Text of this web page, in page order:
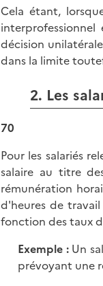
Cela étant,
décision
dans la limite
2. Les
70
Pour les salariés
salaire au titre
rémunération
d'heures de
fonction des taux
Exemple : Un
prévoyant une